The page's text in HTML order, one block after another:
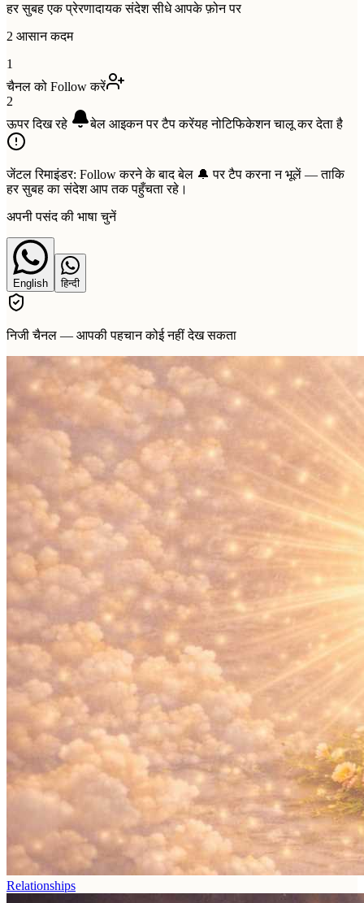
हर सुबह एक प्रेरणादायक संदेश सीधे आपके फ़ोन पर
2 आसान कदम
1
चैनल को Follow करें
2
ऊपर दिख रहे
बेल आइकन पर टैप करेंयह नोटिफिकेशन चालू कर देता है
जेंटल रिमाइंडर: Follow करने के बाद बेल 🔔 पर टैप करना न भूलें — ताकि
हर सुबह का संदेश आप तक पहुँचता रहे।
अपनी पसंद की भाषा चुनें
English हिन्दी
निजी चैनल — आपकी पहचान कोई नहीं देख सकता
Relationships